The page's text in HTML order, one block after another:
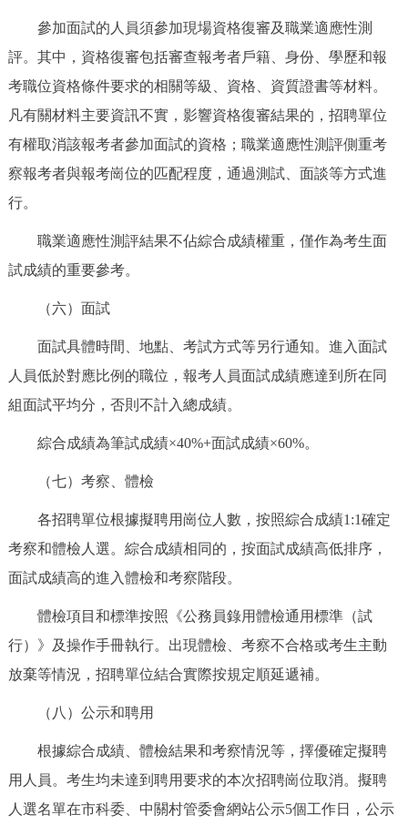
參加面試的人員須參加現場資格復審及職業適應性測
評。其中，資格復審包括審查報考者戶籍、身份、學歷和報
考職位資格條件要求的相關等級、資格、資質證書等材料。
凡有關材料主要資訊不實，影響資格復審結果的，招聘單位
有權取消該報考者參加面試的資格；職業適應性測評側重考
察報考者與報考崗位的匹配程度，通過測試、面談等方式進
行。
職業適應性測評結果不佔綜合成績權重，僅作為考生面
試成績的重要參考。
（六）面試
面試具體時間、地點、考試方式等另行通知。進入面試
人員低於對應比例的職位，報考人員面試成績應達到所在同
組面試平均分，否則不計入總成績。
綜合成績為筆試成績×40%+面試成績×60%。
（七）考察、體檢
各招聘單位根據擬聘用崗位人數，按照綜合成績1:1確定
考察和體檢人選。綜合成績相同的，按面試成績高低排序，
面試成績高的進入體檢和考察階段。
體檢項目和標準按照《公務員錄用體檢通用標準（試
行）》及操作手冊執行。出現體檢、考察不合格或考生主動
放棄等情況，招聘單位結合實際按規定順延遞補。
（八）公示和聘用
根據綜合成績、體檢結果和考察情況等，擇優確定擬聘
用人員。考生均未達到聘用要求的本次招聘崗位取消。擬聘
人選名單在市科委、中關村管委會網站公示5個工作日，公示